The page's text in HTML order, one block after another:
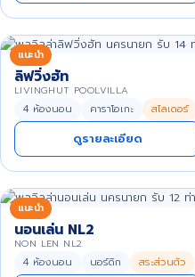
แนะนำ
ลิฟวิ่งฮัท
LIVINGHUT POOLVILLA
4 ห้องนอน คาราโอเกะ สไลเดอร์
ดูรายละเอียด
แนะนำ
นอนเล่น NL2
NON LEN NL2
4 ห้องนอน นอร์ดิก สระส่วนตัว